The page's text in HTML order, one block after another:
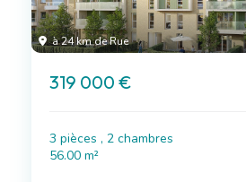
à 24 km de Rue
319 000 €
3 pièces , 2 chambres
56.00 m²